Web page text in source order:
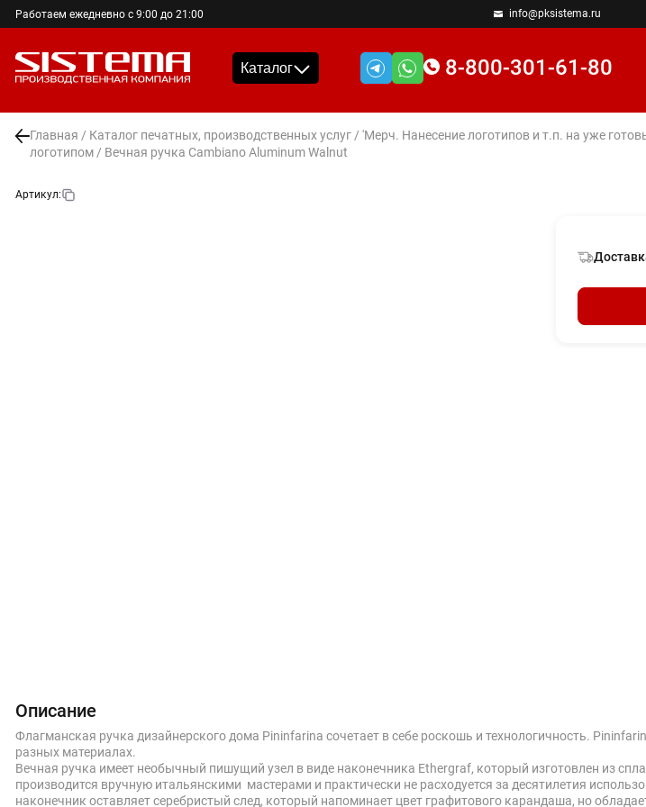
Работаем ежедневно с 9:00 до 21:00 info@pksistema.ru
Каталог 8-800-301-61-80
Главная / Каталог печатных, производственных услуг / 'Мерч. Нанесение логотипов и т.п. на уже
логотипом / Вечная ручка Cambiano Aluminum Walnut
Артикул:
Описание
Флагманская ручка дизайнерского дома Pininfarina сочетает в себе роскошь и технологичность.
разных материалах.
Вечная ручка имеет необычный пишущий узел в виде наконечника Ethergraf, который изготовлен из
производится вручную итальянскими мастерами и практически не расходуется за десятилетия
наконечник оставляет серебристый след, который напоминает цвет графитового карандаша, но